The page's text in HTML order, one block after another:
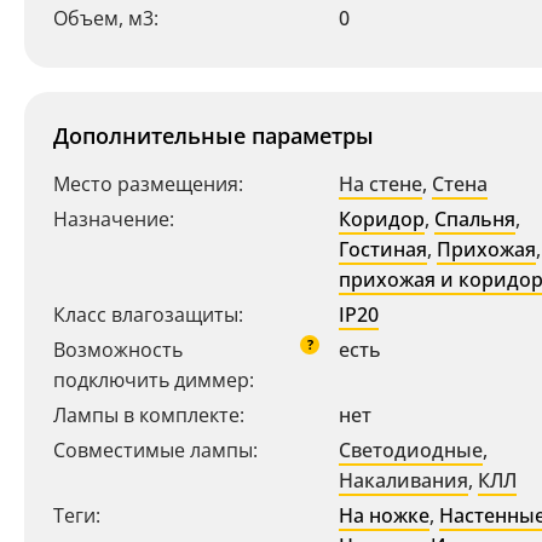
Ваш регион:
- бесплатно по России
- бесплатная доставка
Объем, м3:
0
Дополнительные параметры
Место размещения: На стене, Стена
Назначение:
Коридор, Спальня,
Гостиная, Прихожая,
прихожая и коридор
Класс влагозащиты:
IP20
Возможность
подключить диммер:
? есть
Лампы в комплекте:
нет
Совместимые лампы:
Светодиодные,
Накаливания, КЛЛ
Теги:
На ножке,